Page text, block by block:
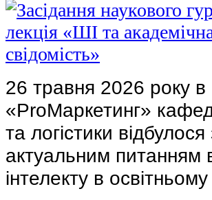
26 травня 2026 року в
«ProМаркетинг»
та логістики
актуальним питанням
інтелекту в